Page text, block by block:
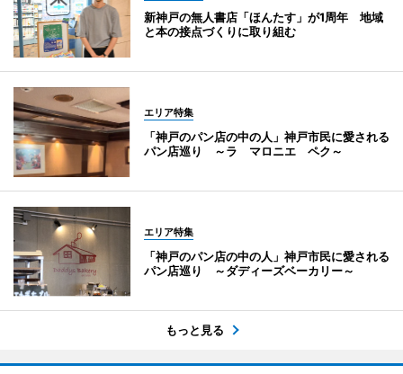
新神戸の無人書店「ほんたす」が1周年 地域
と本の接点づくりに取り組む
エリア特集
「神戸のパン店の中の人」神戸市民に愛される
パン店巡り ～ラ マロニエ ペク～
エリア特集
「神戸のパン店の中の人」神戸市民に愛される
パン店巡り ～ダディーズベーカリー～
もっと見る